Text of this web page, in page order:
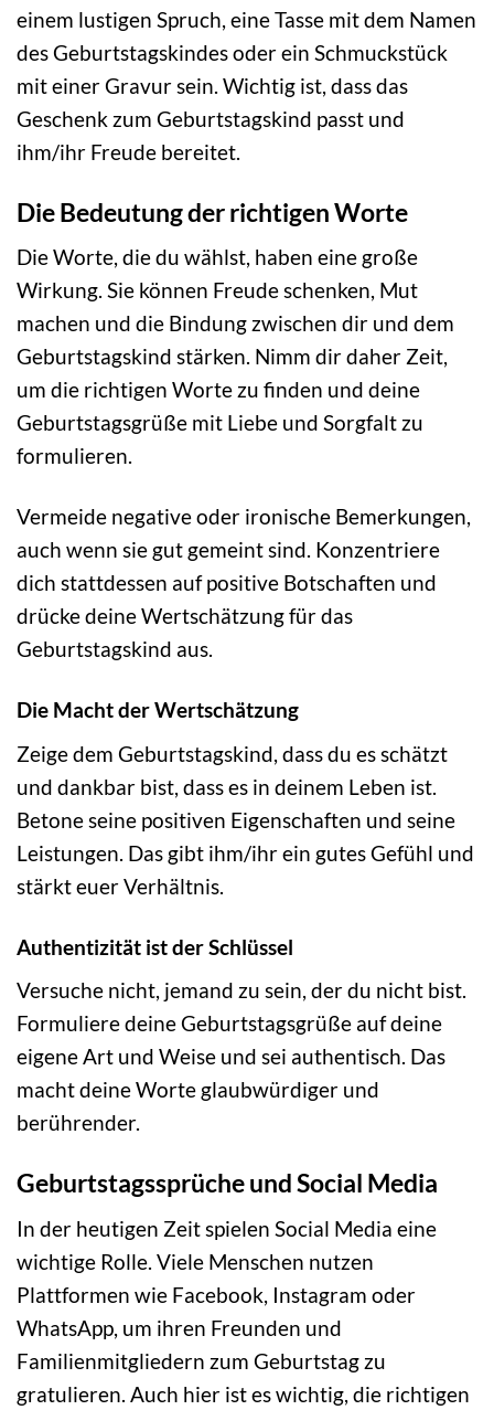
einem lustigen Spruch, eine Tasse mit dem Namen
des Geburtstagskindes oder ein Schmuckstück
mit einer Gravur sein. Wichtig ist, dass das
Geschenk zum Geburtstagskind passt und
ihm/ihr Freude bereitet.
Die Bedeutung der richtigen Worte
Die Worte, die du wählst, haben eine große
Wirkung. Sie können Freude schenken, Mut
machen und die Bindung zwischen dir und dem
Geburtstagskind stärken. Nimm dir daher Zeit,
um die richtigen Worte zu finden und deine
Geburtstagsgrüße mit Liebe und Sorgfalt zu
formulieren.
Vermeide negative oder ironische Bemerkungen,
auch wenn sie gut gemeint sind. Konzentriere
dich stattdessen auf positive Botschaften und
drücke deine Wertschätzung für das
Geburtstagskind aus.
Die Macht der Wertschätzung
Zeige dem Geburtstagskind, dass du es schätzt
und dankbar bist, dass es in deinem Leben ist.
Betone seine positiven Eigenschaften und seine
Leistungen. Das gibt ihm/ihr ein gutes Gefühl und
stärkt euer Verhältnis.
Authentizität ist der Schlüssel
Versuche nicht, jemand zu sein, der du nicht bist.
Formuliere deine Geburtstagsgrüße auf deine
eigene Art und Weise und sei authentisch. Das
macht deine Worte glaubwürdiger und
berührender.
Geburtstagssprüche und Social Media
In der heutigen Zeit spielen Social Media eine
wichtige Rolle. Viele Menschen nutzen
Plattformen wie Facebook, Instagram oder
WhatsApp, um ihren Freunden und
Familienmitgliedern zum Geburtstag zu
gratulieren. Auch hier ist es wichtig, die richtigen